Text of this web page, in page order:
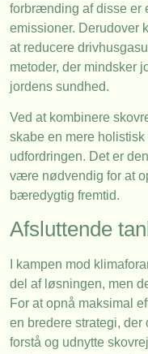
forbrænding af disse er
emissioner. Derudover
at reducere
metoder, der mindsker
jordens sundhed.
Ved at kombinere
skabe en mere
udfordringen. Det er
være nødvendig for at
bæredygtig fremtid.
Afsluttende
I kampen mod
del af løsningen, men
For at opnå maksimal
en bredere strategi, der
forstå og udnytte